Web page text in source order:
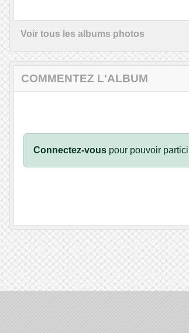
Voir tous les albums photos
COMMENTEZ L'ALBUM
Connectez-vous pour pouvoir